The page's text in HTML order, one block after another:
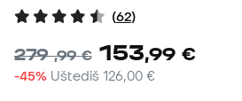
(62)
279,99 € 153,99 €
-45% Uštediš 126,00 €